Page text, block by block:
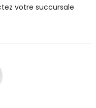
votre succursale